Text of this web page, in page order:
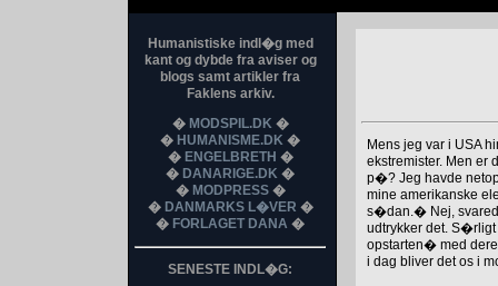
Humanistiske indl�g med
kant og dybde fra aviser og
blogs samt artikler fra
Faklens arkiv.
� MODSPIL.DK �
� HUMANISME.DK �
� ENGELBRETH �
� DANARIGE.DK �
� MODPRESS�
� DANMARKS L�VER �
� FORLAGET DANA �
SENESTE INDL�G:
Mens jeg var i USA
ekstremister. Men er
p�? Jeg havde
mine amerikanske
s�dan.� Nej,
udtrykker det.
opstarten� med
i dag bliver det os i